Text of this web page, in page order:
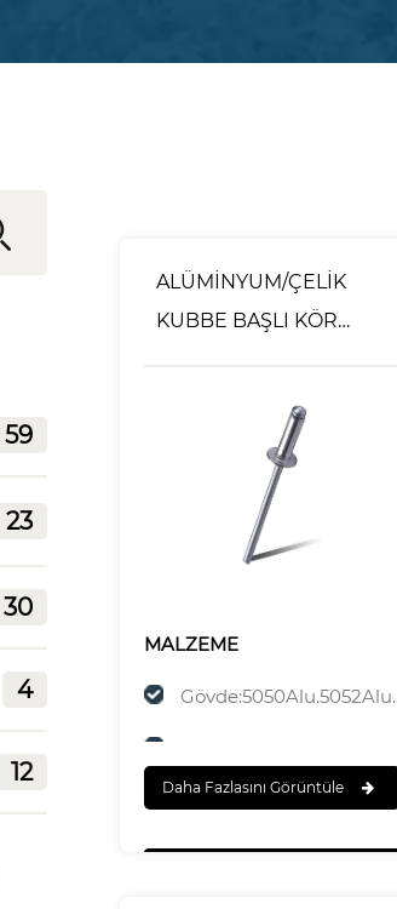
59
23
30
4
12
ALÜMİNYUM/ÇELİK
KUBBE BAŞLI KÖR
MALZEME
Gövde:5050Alu.5052Alu.5154Alu.5056Alu
SONA ERMEK
Gövde:Cilalı
Daha Fazlasını Görüntüle